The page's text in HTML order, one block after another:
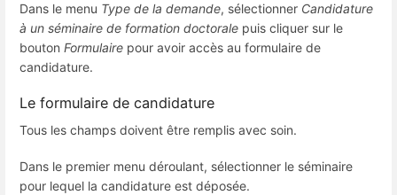
Dans le menu Type de la demande, sélectionner Candidature
à un séminaire de formation doctorale puis cliquer sur le
bouton Formulaire pour avoir accès au formulaire de
candidature.
Le formulaire de candidature
Tous les champs doivent être remplis avec soin.
Dans le premier menu déroulant, sélectionner le séminaire
pour lequel la candidature est déposée.